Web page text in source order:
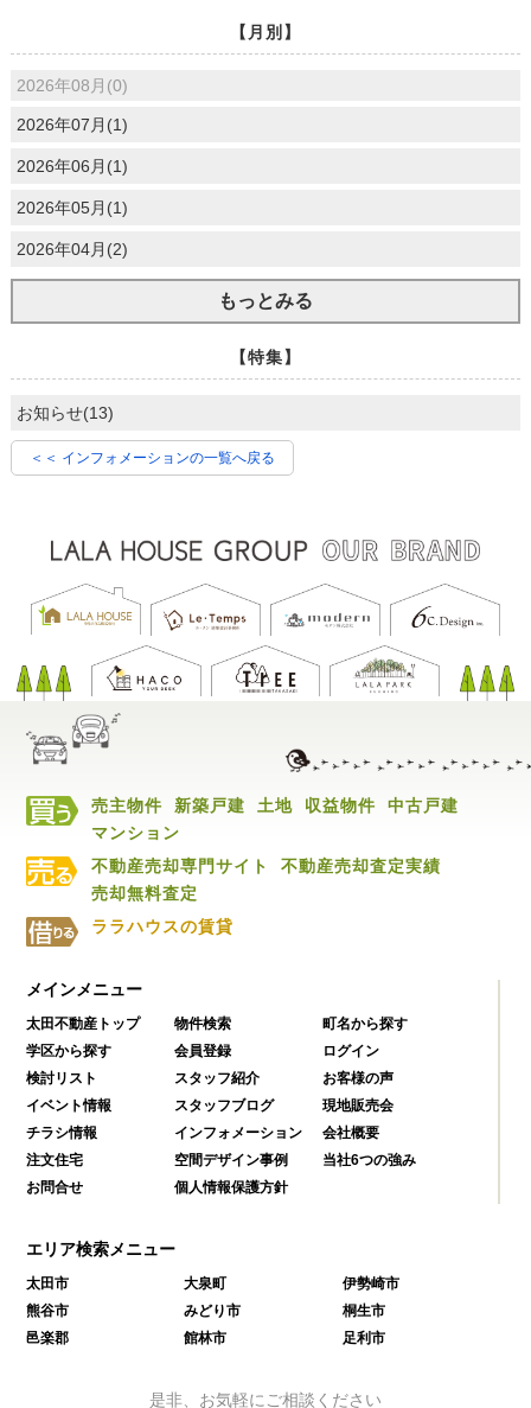
【月別】
2026年08月(0)
2026年07月(1)
2026年06月(1)
2026年05月(1)
2026年04月(2)
もっとみる
【特集】
お知らせ(13)
＜＜ インフォメーションの一覧へ戻る
売主物件 新築戸建 土地 収益物件
中古戸建
マンション
不動産売却専門サイト
不動産売却査定実績
売却無料査定
ララハウスの賃貸
メインメニュー
太田不動産トップ 物件検索
町名から探す
学区から探す
会員登録
ログイン
検討リスト
スタッフ紹介
お客様の声
イベント情報
スタッフブログ
現地販売会
チラシ情報
インフォメーション
会社概要
注文住宅
空間デザイン事例
当社6つの強み
お問合せ
個人情報保護方針
エリア検索メニュー
太田市 大泉町
伊勢崎市
熊谷市
みどり市
桐生市
邑楽郡
館林市 足利市
是非、お気軽にご相談ください